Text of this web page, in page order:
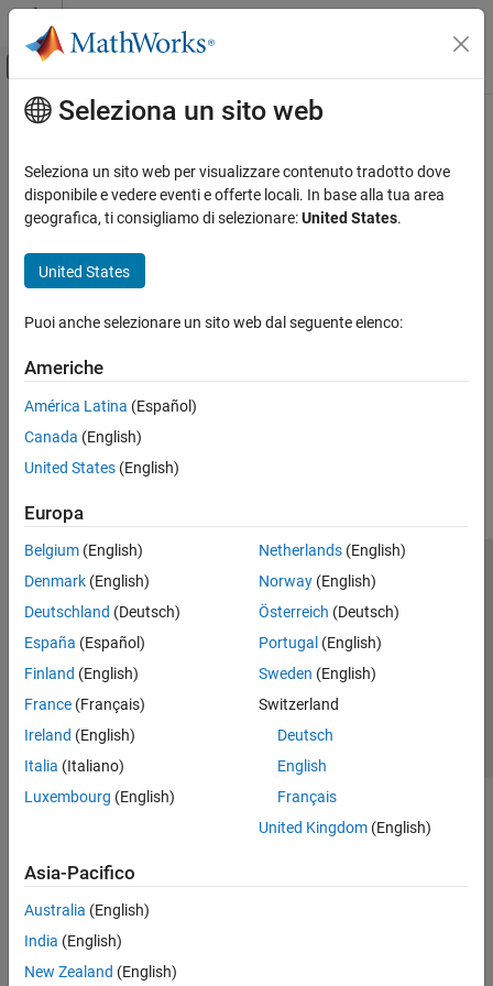
Vai al contenuto
Attiva/disattiva menu di navigazione
Pagina iniziale della documentazione
Contenuto principale
Seleziona un sito web
Seleziona un sito web per visualizzare contenuto tradotto dove
disponibile e vedere eventi e offerte locali. In base alla tua area
geografica, ti consigliamo di selezionare:United States.
United States
Puoi anche selezionare un sito web dal seguente elenco:
Americhe
América Latina (Español)
Canada (English)
United States (English)
Europa
Belgium (English)
Denmark (English)
Deutschland (Deutsch)
España (Español)
Finland (English)
France (Français)
Ireland (English)
Italia (Italiano)
Luxembourg (English)
Netherlands(English)
Norway(English)
Österreich (Deutsch)
Portugal (English)
Sweden (English)
Switzerland
Deutsch
English
Français
United Kingdom(English)
Asia-Pacifico
Australia (English)
India (English)
New Zealand (English)
Centro di fiducia
Informativa sulla privacy
Antipirateria
Stato dell'applicazione
Contatti
© 1994-2026 The MathWorks, Inc.